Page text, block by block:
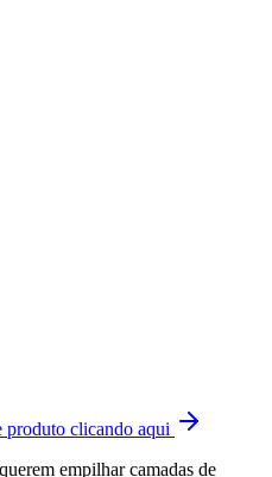
produto clicando aqui
empilhar camadas de